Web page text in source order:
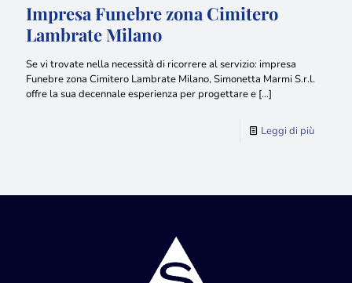
Impresa Funebre zona Cimitero
Lambrate Milano
Se vi trovate nella necessità di ricorrere al servizio: impresa
Funebre zona Cimitero Lambrate Milano, Simonetta Marmi S.r.l.
offre la sua decennale esperienza per progettare e […]
Leggi di più